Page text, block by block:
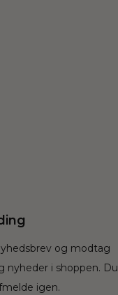
og modtag
nyheder i shoppen. Du
igen.